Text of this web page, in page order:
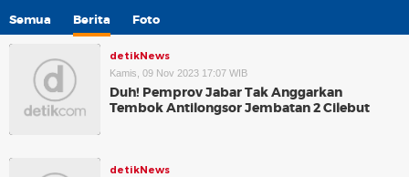
Semua Berita Foto
detikNews
Kamis, 09 Nov 2023 17:07 WIB
Duh! Pemprov Jabar Tak Anggarkan
Tembok Antilongsor Jembatan 2 Cilebut
detikNews